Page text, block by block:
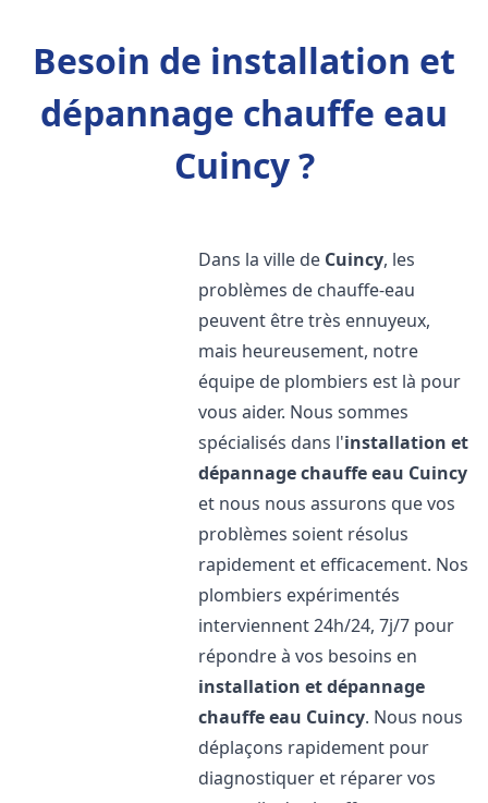
Besoin de installation et
dépannage chauffe eau
Cuincy ?
Dans la ville de Cuincy, les
problèmes de chauffe-eau
peuvent être très ennuyeux,
mais heureusement, notre
équipe de plombiers est là pour
vous aider. Nous sommes
spécialisés dans l'installation et
dépannage chauffe eau Cuincy
et nous nous assurons que vos
problèmes soient résolus
rapidement et efficacement. Nos
plombiers expérimentés
interviennent 24h/24, 7j/7 pour
répondre à vos besoins en
installation et dépannage
chauffe eau Cuincy. Nous nous
déplaçons rapidement pour
diagnostiquer et réparer vos